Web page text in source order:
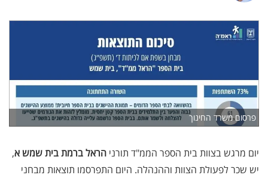
פרסום משרד החינוך
יום מרגש בצוות בית הספר הממ"ד תורני הראל ברמת בית שמש א,
יש שכר לפעולת הצוות וההנהלה. היום התפרסמו תוצאות מבחני